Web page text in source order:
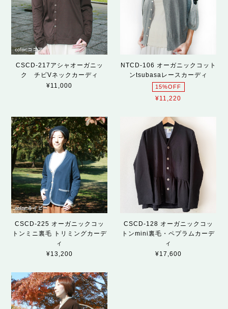
CSCD-217アシャオーガニッ
ク チビVネックカーディ
¥11,000
NTCD-106 オーガニックコット
ンtsubasaレースカーディ
15%OFF
¥11,220
CSCD-225 オーガニックコッ
トンミニ裏毛 トリミングカーデ
ィ
¥13,200
CSCD-128 オーガニックコッ
トンmini裏毛・ペプラムカーデ
ィ
¥17,600